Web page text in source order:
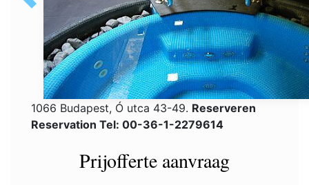
1066 Budapest, Ó utca 43-49. Reserveren
Reservation Tel: 00-36-1-2279614
Prijofferte aanvraag